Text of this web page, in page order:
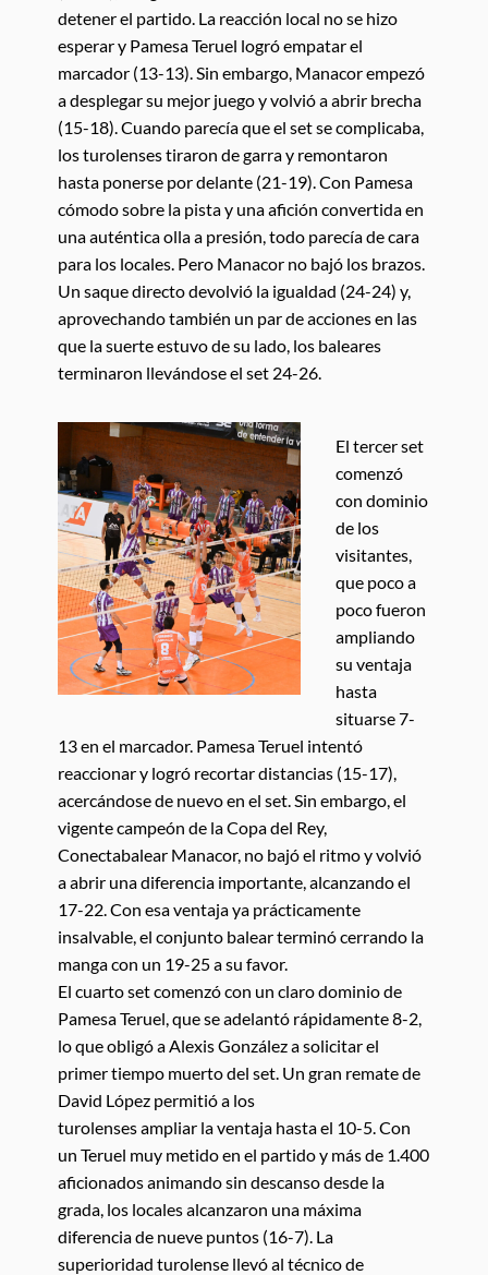
detener el partido. La reacción local no se hizo
esperar y Pamesa Teruel logró empatar el
marcador (13-13). Sin embargo, Manacor empezó
a desplegar su mejor juego y volvió a abrir brecha
(15-18). Cuando parecía que el set se complicaba,
los turolenses tiraron de garra y remontaron
hasta ponerse por delante (21-19). Con Pamesa
cómodo sobre la pista y una afición convertida en
una auténtica olla a presión, todo parecía de cara
para los locales. Pero Manacor no bajó los brazos.
Un saque directo devolvió la igualdad (24-24) y,
aprovechando también un par de acciones en las
que la suerte estuvo de su lado, los baleares
terminaron llevándose el set 24-26.
El tercer set
comenzó
con dominio
de los
visitantes,
que poco a
poco fueron
ampliando
su ventaja
hasta
situarse 7-
13 en el marcador. Pamesa Teruel intentó
reaccionar y logró recortar distancias (15-17),
acercándose de nuevo en el set. Sin embargo, el
vigente campeón de la Copa del Rey,
Conectabalear Manacor, no bajó el ritmo y volvió
a abrir una diferencia importante, alcanzando el
17-22. Con esa ventaja ya prácticamente
insalvable, el conjunto balear terminó cerrando la
manga con un 19-25 a su favor.
El cuarto set comenzó con un claro dominio de
Pamesa Teruel, que se adelantó rápidamente 8-2,
lo que obligó a Alexis González a solicitar el
primer tiempo muerto del set. Un gran remate de
David López permitió a los
turolenses ampliar la ventaja hasta el 10-5. Con
un Teruel muy metido en el partido y más de 1.400
aficionados animando sin descanso desde la
grada, los locales alcanzaron una máxima
diferencia de nueve puntos (16-7). La
superioridad turolense llevó al técnico de